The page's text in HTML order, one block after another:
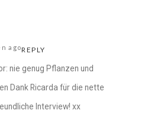
agoREPLY
nie genug Pflanzen und
Dank Ricarda für die nette
Interview! xx